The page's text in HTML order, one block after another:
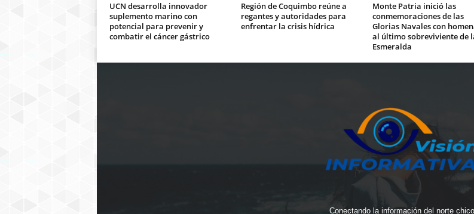
UCN desarrolla innovador
suplemento marino con
potencial para prevenir y
combatir el cáncer gástrico
Región de Coquimbo reúne a
regantes y autoridades para
enfrentar la crisis hídrica
Monte Patria inició las
conmemoraciones de las
Glorias Navales con
al último sobreviviente de
Esmeralda
Conectando la información del norte chico